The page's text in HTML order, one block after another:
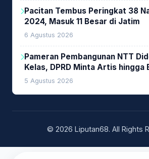
Pacitan Tembus Peringkat 38
2024, Masuk 11 Besar di Jatim
6 Agustus 2026
Pameran Pembangunan NTT
Kelas, DPRD Minta Artis hingga
Prioritas
5 Agustus 2026
© 2026 Liputan68. All Rights